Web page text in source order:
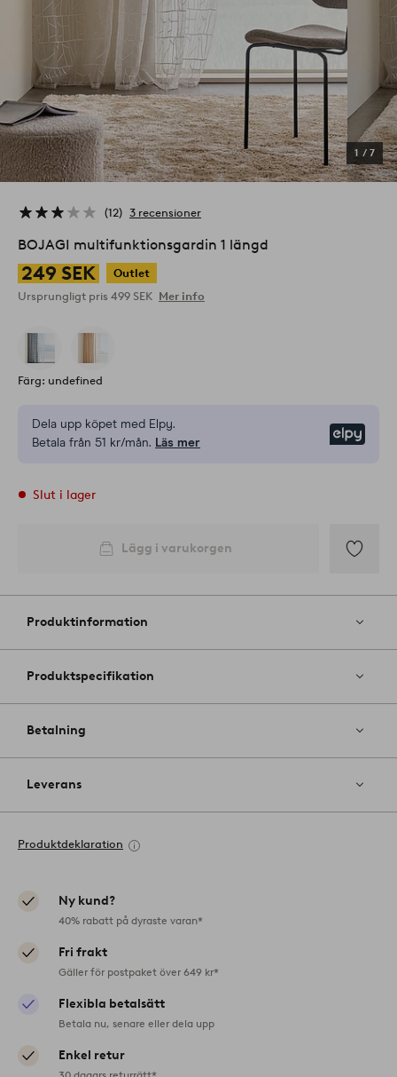
1 / 7
12 3 recensioner
BOJAGI multifunktionsgardin 1 längd
249 SEK
Outlet
Ursprungligt pris 499 SEK Mer info
Färg: undefined
Dela upp köpet med Elpy.
Betala från 51 kr/mån. Läs mer
Slut i lager
Lägg i varukorgen
till
favoriter
Produktinformation
Produktspecifikation
Betalning
Leverans
Produktdeklaration
Ny kund?
40% rabatt på dyraste varan*
Fri frakt
Gäller för postpaket över 649 kr*
Flexibla betalsätt
Betala nu, senare eller dela upp
Enkel retur